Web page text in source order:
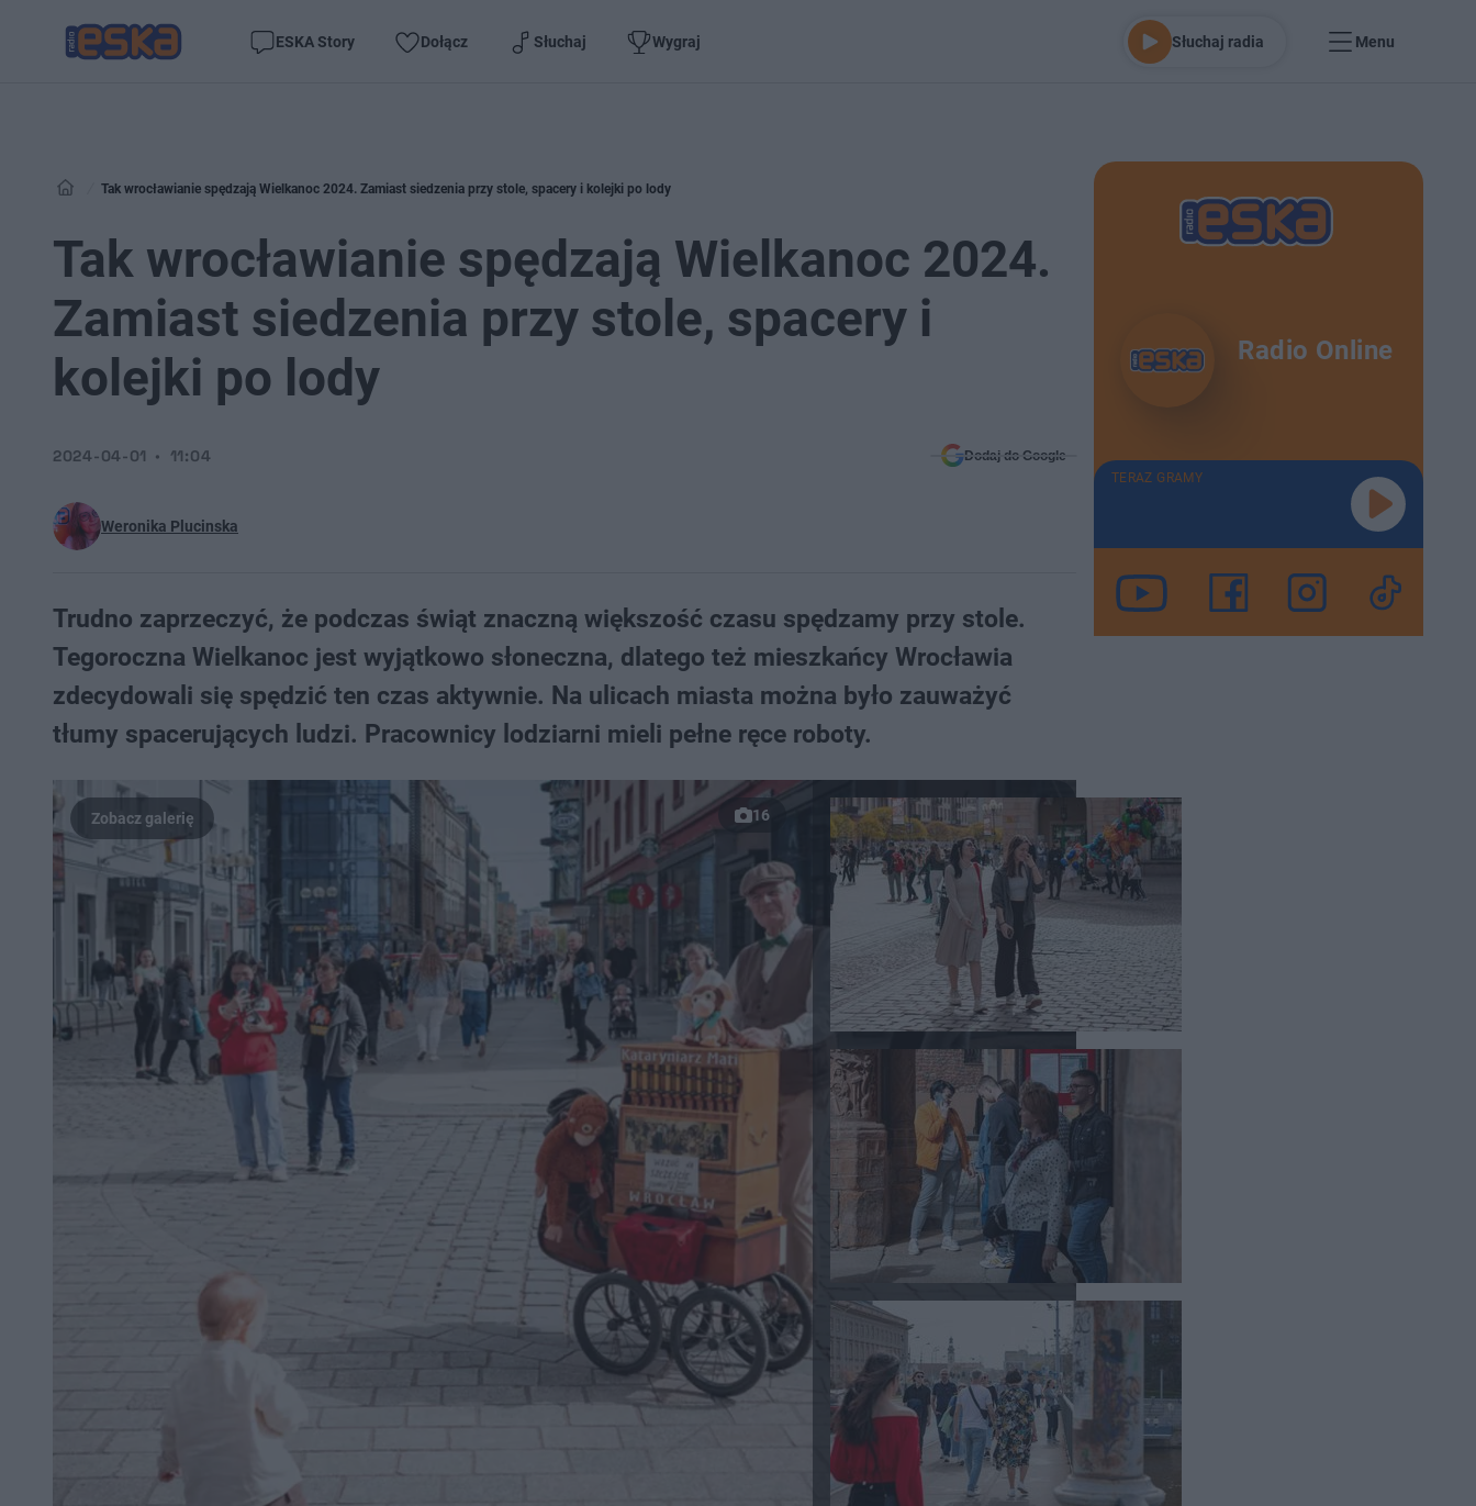
ESKA Story Dołącz Słuchaj Wygraj Słuchaj radia Menu
Tak wrocławianie spędzają Wielkanoc 2024. Zamiast siedzenia przy stole, spacery i kolejki po lody
Tak wrocławianie spędzają Wielkanoc 2024.
Zamiast siedzenia przy stole, spacery i
kolejki po lody
Weronika Plucinska
2024-04-01 11:04 Dodaj do Google
Trudno zaprzeczyć, że podczas świąt znaczną większość czasu spędzamy przy stole.
Tegoroczna Wielkanoc jest wyjątkowo słoneczna, dlatego też mieszkańcy Wrocławia
zdecydowali się spędzić ten czas aktywnie. Na ulicach miasta można było zauważyć
tłumy spacerujących ludzi. Pracownicy lodziarni mieli pełne ręce roboty.
16
Radio Online
TERAZ GRAMY